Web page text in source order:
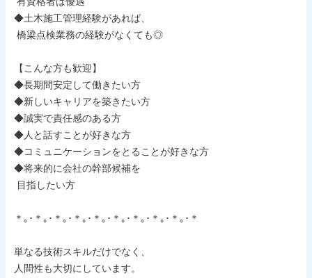
◆土木施工管理経験があれば、
【こんな方も歓迎】
◆長期間安定して働きたい方
◆新しいキャリアを築きたい方
◆誠実で責任感のある方
◆人と話すことが好きな方
◆コミュニケーションをとることが好きな方
◆将来的に会社の幹部候補を
＊｡･＊｡･＊｡･＊｡･＊｡･＊｡･＊｡･＊｡･＊｡･＊
単なる技術スキルだけでなく、
人間性も大切にしています。